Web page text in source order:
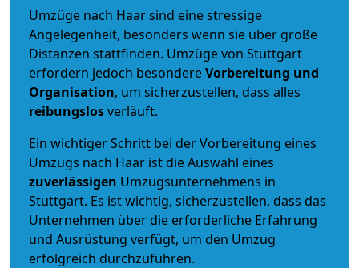
Umzüge nach Haar sind eine stressige
Angelegenheit, besonders wenn sie über große
Distanzen stattfinden. Umzüge von Stuttgart
erfordern jedoch besondereVorbereitung und
Organisation, um sicherzustellen, dass alles
reibungslosverläuft.
Ein wichtiger Schritt bei der Vorbereitung eines
Umzugs nach Haar ist die Auswahl eines
zuverlässigen Umzugsunternehmens in
Stuttgart. Es ist wichtig, sicherzustellen, dass das
Unternehmen über die erforderliche Erfahrung
und Ausrüstung verfügt, um den Umzug
erfolgreich durchzuführen.